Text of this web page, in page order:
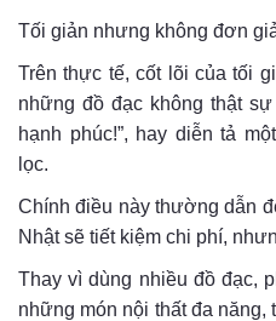
Tối giản nhưng không đơn
Trên thực tế, cốt lõi của tối
những đồ đạc không thật
hạnh phúc!”, hay diễn tả
lọc.
Chính điều này thường dẫn
Nhật sẽ tiết kiệm chi phí,
Thay vì dùng nhiều đồ đạc,
những món nội thất đa